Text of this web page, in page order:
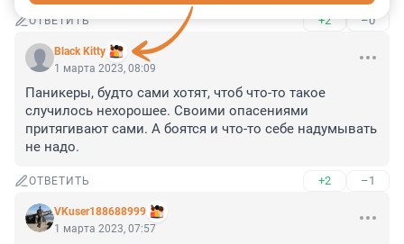
ОТВЕТИТЬ +2 –0
Black Kitty
1 марта 2023, 08:09
Паникеры, будто сами хотят, чтоб что-то такое
случилось нехорошее. Своими опасениями
притягивают сами. А боятся и что-то себе надумывать
не надо.
ОТВЕТИТЬ +2 –1
VKuser188688999
1 марта 2023, 07:57